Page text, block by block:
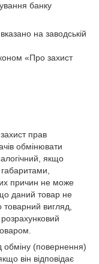
банку
на заводській
«Про захист
прав
обмінювати
якщо
причин не може
даний товар не
вигляд,
обміну (повернення)
він відповідає